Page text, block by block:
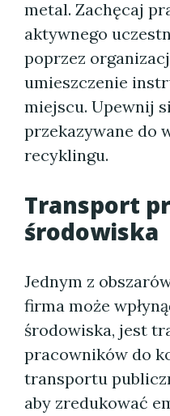
metal. Zachęcaj
aktywnego
poprzez
umieszczenie
miejscu. Upewnij
przekazywane do
recyklingu.
Transport
środowiska
Jednym z
firma może
środowiska, jest
pracowników do
transportu
aby zredukować